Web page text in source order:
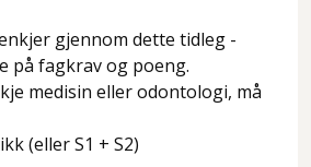
gjennom dette tidleg -
på fagkrav og poeng.
medisin eller odontologi, må
(eller S1 + S2)